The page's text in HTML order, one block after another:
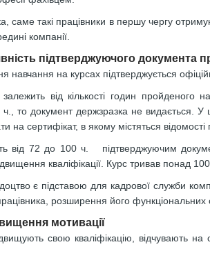
саме такі працівники в першу чергу
компанії.
підтверджуючого документа
навчання на курсах підтверджується
від кількості годин пройденого
то документ держзразка не видається. У
на сертифікат, в якому містяться
від 72 до 100 ч. підтверджуючим
кваліфікації. Курс тривав понад
є підставою для кадрової служби
розширення його функціональних
мотивації
свою кваліфікацію, відчувають на